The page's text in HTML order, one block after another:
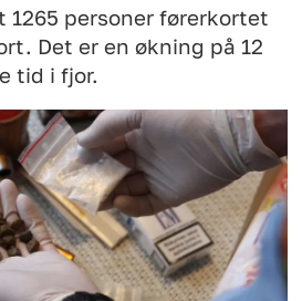
1265 personer førerkortet
Det er en økning på 12
tid i fjor.